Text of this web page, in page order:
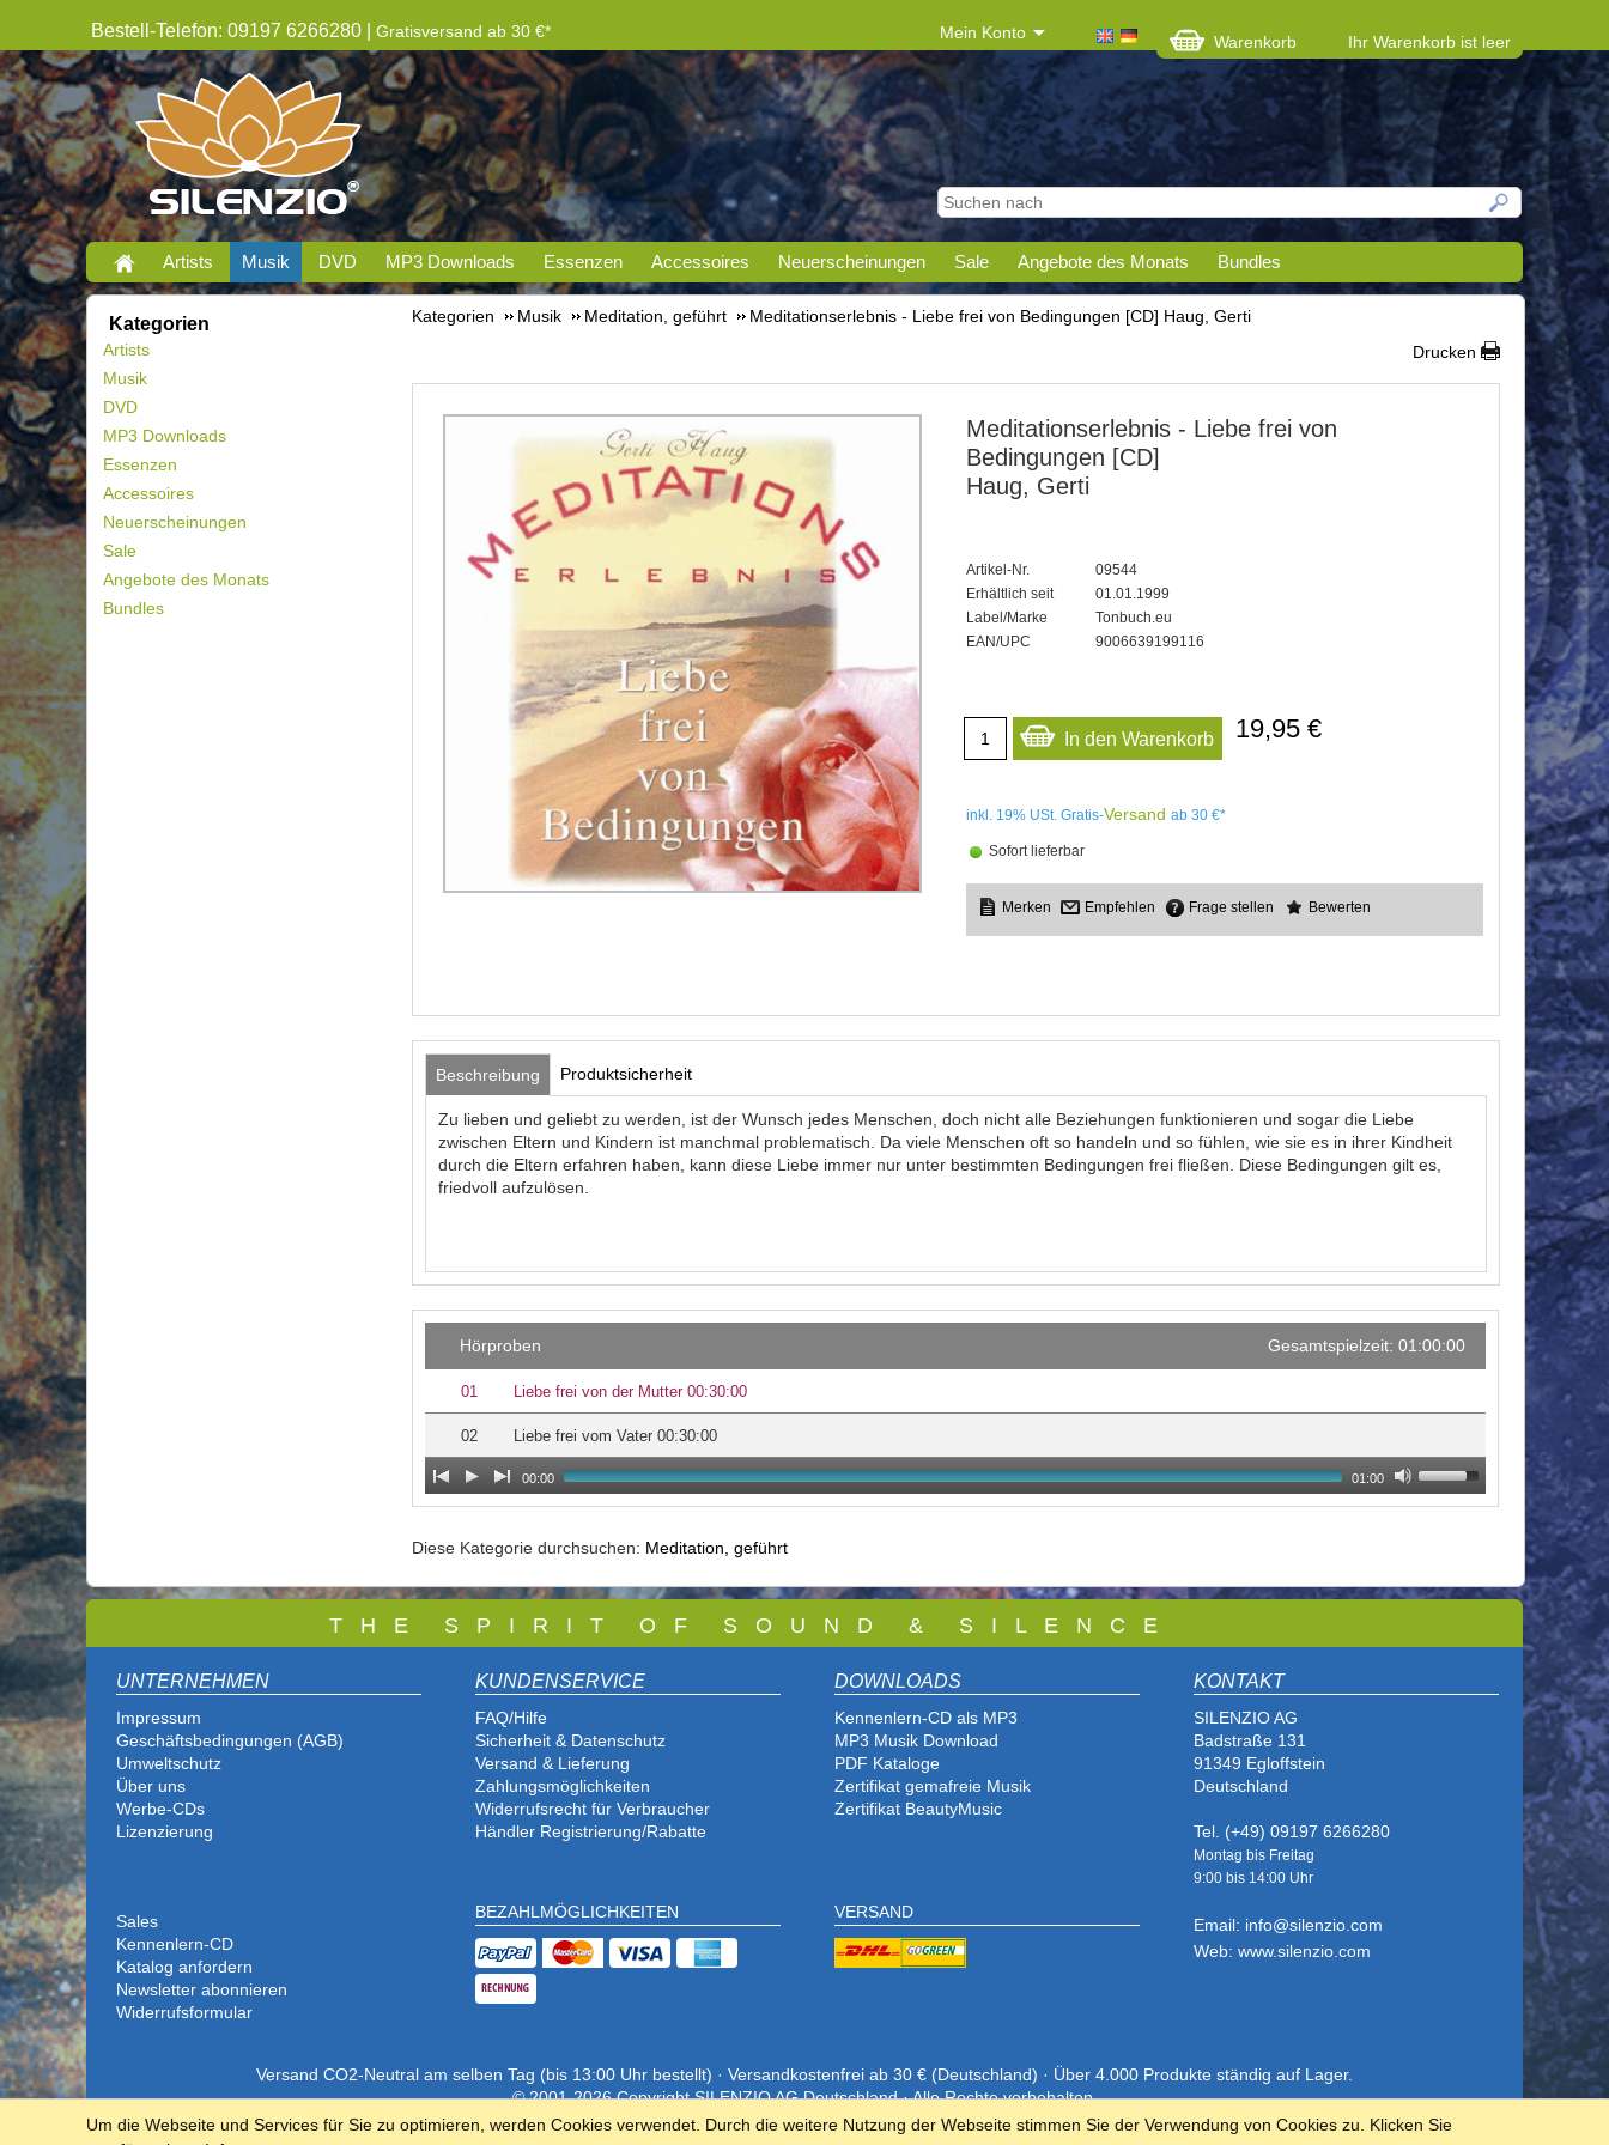
Bestell-Telefon: 09197 6266280 | Gratisversand ab 30 €* Mein Konto Warenkorb Ihr Warenkorb ist leer
Artists Musik DVD MP3 Downloads Essenzen Accessoires Neuerscheinungen Sale Angebote des Monats Bundles
Kategorien
Artists
Musik
DVD
MP3 Downloads
Essenzen
Accessoires
Neuerscheinungen
Sale
Angebote des Monats
Bundles
Kategorien Musik Meditation, geführt
Meditationserlebnis - Liebe frei von Bedingungen [CD] Haug, Gerti
Drucken
Meditationserlebnis - Liebe frei von
Bedingungen [CD]
Haug, Gerti
Artikel-Nr.
09544
Erhältlich seit
01.01.1999
Label/Marke
Tonbuch.eu
EAN/UPC
9006639199116
In den Warenkorb 19,95 €
inkl. 19% USt. Gratis-Versand ab 30 €*
Sofort lieferbar
Empfehlen Frage stellen Bewerten
Beschreibung Produktsicherheit
Zu lieben und geliebt zu werden, ist der Wunsch jedes Menschen, doch nicht alle Beziehungen funktionieren und sogar die Liebe
zwischen Eltern und Kindern ist manchmal problematisch. Da viele Menschen oft so handeln und so fühlen, wie sie es in ihrer Kindheit
durch die Eltern erfahren haben, kann diese Liebe immer nur unter bestimmten Bedingungen frei fließen. Diese Bedingungen gilt es,
friedvoll aufzulösen.
Hörproben Gesamtspielzeit: 01:00:00
01 Liebe frei von der Mutter 00:30:00
02 Liebe frei vom Vater 00:30:00
00:00 01:00
Diese Kategorie durchsuchen: Meditation, geführt
T H E S P I R I T O F S O U N D & S I L E N C E
UNTERNEHMEN
Impressum
Geschäftsbedingungen (AGB)
Umweltschutz
Über uns
Werbe-CDs
Lizenzierung
KUNDENSERVICE
FAQ/Hilfe
Sicherheit & Datenschutz
Versand & Lieferung
Zahlungsmöglichkeiten
Widerrufsrecht für Verbraucher
Händler Registrierung/Rabatte
DOWNLOADS
Kennenlern-CD als MP3
MP3 Musik Download
PDF Kataloge
Zertifikat gemafreie Musik
Zertifikat BeautyMusic
Sales
Kennenlern-CD
Katalog anfordern
Newsletter abonnieren
Widerrufsformular
BEZAHLMÖGLICHKEITEN VERSAND
KONTAKT
SILENZIO AG
Badstraße 131
91349 Egloffstein
Deutschland
Tel. (+49) 09197 6266280
Montag bis Freitag
9:00 bis 14:00 Uhr
Email: info@silenzio.com
Web: www.silenzio.com
Versand CO2-Neutral am selben Tag (bis 13:00 Uhr bestellt) · Versandkostenfrei ab 30 € (Deutschland) · Über 4.000 Produkte ständig auf Lager.
© 2001-2026 Copyright SILENZIO AG Deutschland · Alle Rechte vorbehalten.
Um die Webseite und Services für Sie zu optimieren, werden Cookies verwendet. Durch die weitere Nutzung der Webseite stimmen Sie der Verwendung von Cookies zu. Klicken Sie